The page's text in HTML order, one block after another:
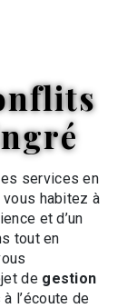
services en
vous habitez à
et d’un
tout en
de gestion
l’écoute de